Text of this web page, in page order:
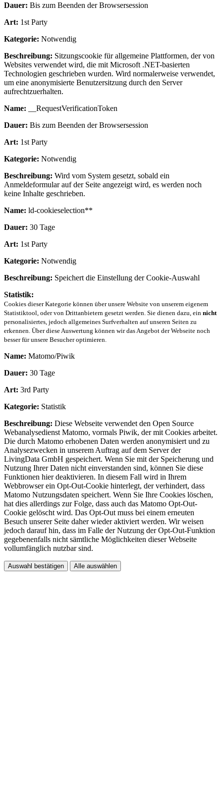
Dauer: Bis zum Beenden der Browsersession
Art: 1st Party
Kategorie: Notwendig
Beschreibung: Sitzungscookie für allgemeine Plattformen, der von
Websites verwendet wird, die mit Microsoft .NET-basierten
Technologien geschrieben wurden. Wird normalerweise verwendet,
um eine anonymisierte Benutzersitzung durch den Server
aufrechtzuerhalten.
Name: __RequestVerificationToken
Dauer: Bis zum Beenden der Browsersession
Art: 1st Party
Kategorie: Notwendig
Beschreibung: Wird vom System gesetzt, sobald ein
Anmeldeformular auf der Seite angezeigt wird, es werden noch
keine Inhalte geschrieben.
Name: ld-cookieselection**
Dauer: 30 Tage
Art: 1st Party
Kategorie: Notwendig
Beschreibung: Speichert die Einstellung der Cookie-Auswahl
Statistik:
Cookies dieser Kategorie können über unsere Website von unserem eigenem
Statistiktool, oder von Drittanbietern gesetzt werden. Sie dienen dazu, ein nicht
personalisiertes, jedoch allgemeines Surfverhalten auf unseren Seiten zu
erkennen. Über diese Auswertung können wir das Angebot der Webseite noch
besser für unsere Besucher optimieren.
Name: Matomo/Piwik
Dauer: 30 Tage
Art: 3rd Party
Kategorie: Statistik
Beschreibung: Diese Webseite verwendet den Open Source
Webanalysedienst Matomo, vormals Piwik, der mit Cookies arbeitet.
Die durch Matomo erhobenen Daten werden anonymisiert und zu
Analysezwecken in unserem Auftrag auf dem Server der
LivingData GmbH gespeichert. Wenn Sie mit der Speicherung und
Nutzung Ihrer Daten nicht einverstanden sind, können Sie diese
Funktionen hier deaktivieren. In diesem Fall wird in Ihrem
Webbrowser ein Opt-Out-Cookie hinterlegt, der verhindert, dass
Matomo Nutzungsdaten speichert. Wenn Sie Ihre Cookies löschen,
hat dies allerdings zur Folge, dass auch das Matomo Opt-Out-
Cookie gelöscht wird. Das Opt-Out muss bei einem erneuten
Besuch unserer Seite daher wieder aktiviert werden. Wir weisen
jedoch darauf hin, dass im Falle der Nutzung der Opt-Out-Funktion
gegebenenfalls nicht sämtliche Möglichkeiten dieser Webseite
vollumfänglich nutzbar sind.
Auswahl bestätigen Alle auswählen